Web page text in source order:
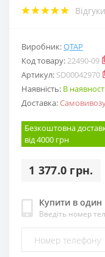
Виробник:QTAP
Код товару:22490-09
Артикул: SD00042970
Наявність: В
Доставка:
Безкоштовна
від 4000 грн
1 377.0 грн.
Купити в один
Введіть номер